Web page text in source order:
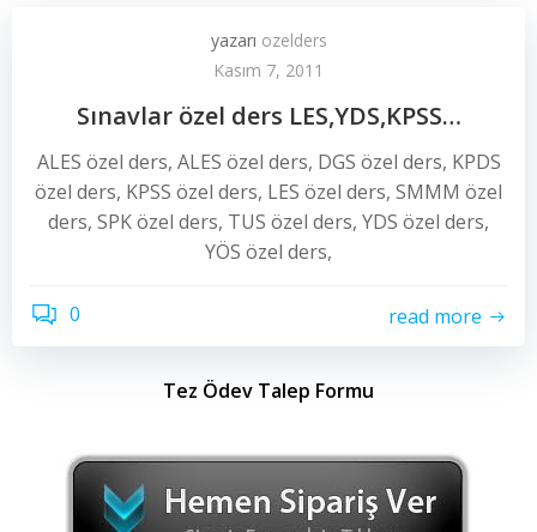
yazarı ozelders
Kasım 7, 2011
Sınavlar özel ders LES,YDS,KPSS…
ALES özel ders, ALES özel ders, DGS özel ders, KPDS
özel ders, KPSS özel ders, LES özel ders, SMMM özel
ders, SPK özel ders, TUS özel ders, YDS özel ders,
YÖS özel ders,
0 read more
Tez Ödev Talep Formu